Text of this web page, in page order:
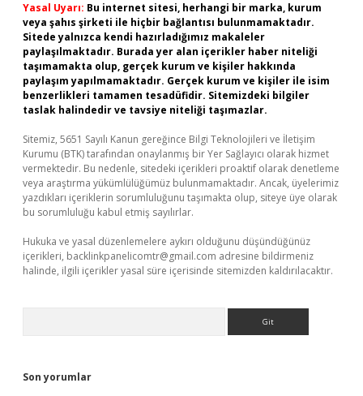
Yasal Uyarı: Bu internet sitesi, herhangi bir marka, kurum
veya şahıs şirketi ile hiçbir bağlantısı bulunmamaktadır.
Sitede yalnızca kendi hazırladığımız makaleler
paylaşılmaktadır. Burada yer alan içerikler haber niteliği
taşımamakta olup, gerçek kurum ve kişiler hakkında
paylaşım yapılmamaktadır. Gerçek kurum ve kişiler ile isim
benzerlikleri tamamen tesadüfidir. Sitemizdeki bilgiler
taslak halindedir ve tavsiye niteliği taşımazlar.
Sitemiz, 5651 Sayılı Kanun gereğince Bilgi Teknolojileri ve İletişim
Kurumu (BTK) tarafından onaylanmış bir Yer Sağlayıcı olarak hizmet
vermektedir. Bu nedenle, sitedeki içerikleri proaktif olarak denetleme
veya araştırma yükümlülüğümüz bulunmamaktadır. Ancak, üyelerimiz
yazdıkları içeriklerin sorumluluğunu taşımakta olup, siteye üye olarak
bu sorumluluğu kabul etmiş sayılırlar.
Hukuka ve yasal düzenlemelere aykırı olduğunu düşündüğünüz
içerikleri, backlinkpanelicomtr@gmail.com adresine bildirmeniz
halinde, ilgili içerikler yasal süre içerisinde sitemizden kaldırılacaktır.
Son yorumlar